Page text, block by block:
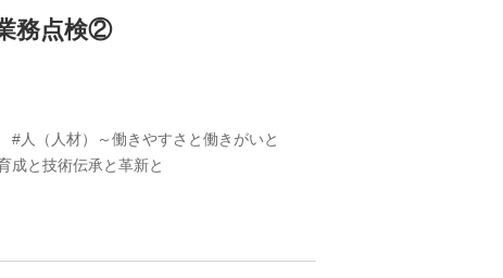
務点検②
#人（人材）～働きやすさと働きがいと
成と技術伝承と革新と